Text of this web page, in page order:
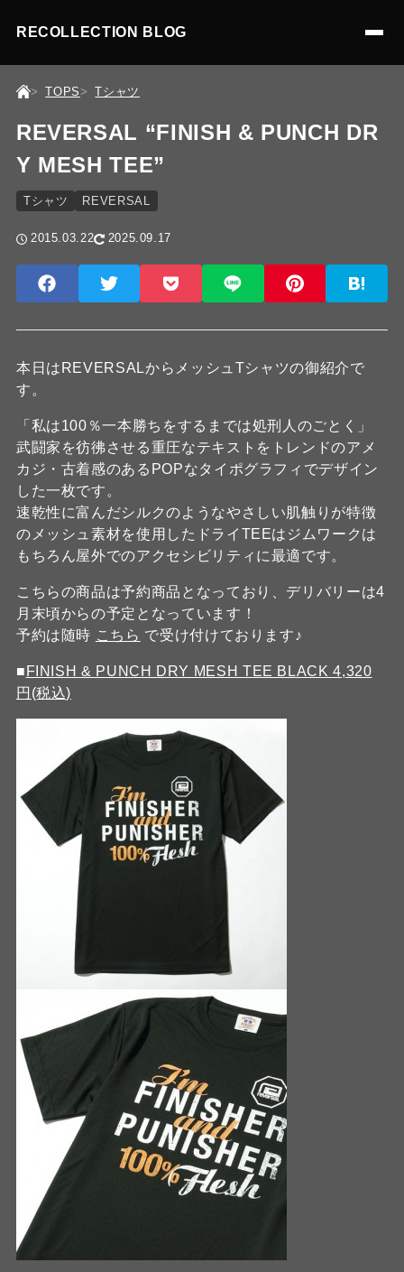
RECOLLECTION BLOG
TOPS Tシャツ
REVERSAL “FINISH & PUNCH DR
Y MESH TEE”
Tシャツ REVERSAL
2015.03.22 2025.09.17
本日はREVERSALからメッシュTシャツの御紹介で
す。
「私は100％一本勝ちをするまでは処刑人のごとく」
武闘家を彷彿させる重圧なテキストをトレンドのアメ
カジ・古着感のあるPOPなタイポグラフィでデザイン
した一枚です。
速乾性に富んだシルクのようなやさしい肌触りが特徴
のメッシュ素材を使用したドライTEEはジムワークは
もちろん屋外でのアクセシビリティに最適です。
こちらの商品は予約商品となっており、デリバリーは4
月末頃からの予定となっています！
予約は随時 こちら で受け付けております♪
■ FINISH & PUNCH DRY MESH TEE BLACK 4,320
円(税込)